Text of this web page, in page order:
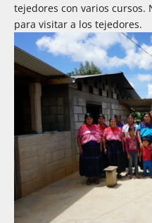
tejedores con varios cursos.
para visitar a los tejedores.